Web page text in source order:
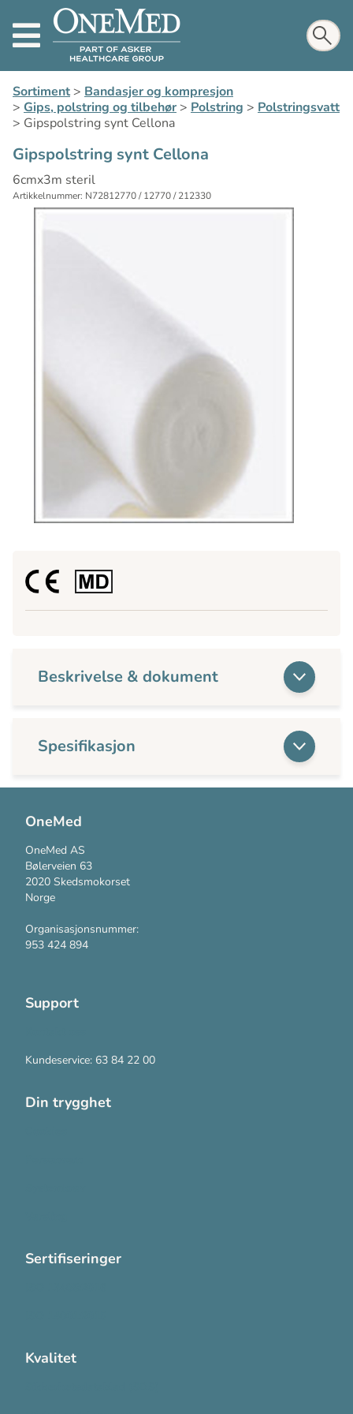
Sortiment> Bandasjer og kompresjon
> Gips, polstring og tilbehør> Polstring > Polstringsvatt
> Gipspolstring synt Cellona
Gipspolstring synt Cellona
6cmx3m steril
Artikkelnummer: N72812770 / 12770 / 212330
Beskrivelse & dokument
Spesifikasjon
OneMed
OneMed AS
Bølerveien 63
2020 Skedsmokorset
Norge
Organisasjonsnummer:
953 424 894
Support
Kundeservice: 63 84 22 00
Din trygghet
Sertifiseringer
Kvalitet